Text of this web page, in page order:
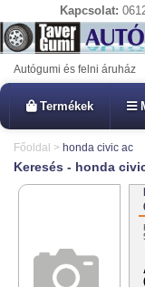
Kapcsolat:
Autógumi és felni áruház
Termékek
Főoldal > honda civic ac
Keresés - honda